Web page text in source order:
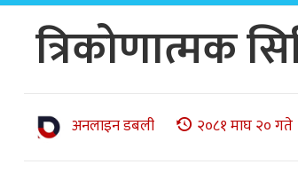
त्रिकोणात्मक
अनलाइन डबली २०८१ माघ २०